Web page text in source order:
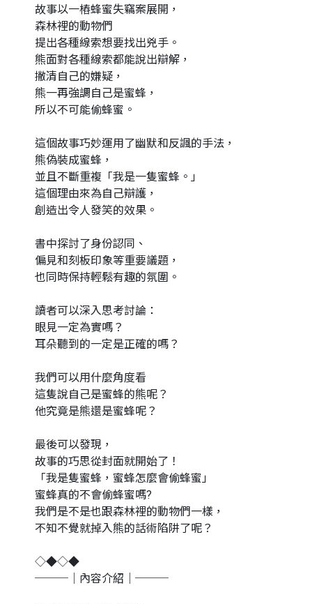
故事以一樁蜂蜜失竊案展開，
森林裡的動物們
提出各種線索想要找出兇手。
熊面對各種線索都能說出辯解，
撇清自己的嫌疑，
熊一再強調自己是蜜蜂，
所以不可能偷蜂蜜。
這個故事巧妙運用了幽默和反諷的手法，
熊偽裝成蜜蜂，
並且不斷重複「我是一隻蜜蜂。」
這個理由來為自己辯護，
創造出令人發笑的效果。
書中探討了身份認同、
偏見和刻板印象等重要議題，
也同時保持輕鬆有趣的氛圍。
讀者可以深入思考討論：
眼見一定為實嗎？
耳朵聽到的一定是正確的嗎？
我們可以用什麼角度看
這隻說自己是蜜蜂的熊呢？
他究竟是熊還是蜜蜂呢？
最後可以發現，
故事的巧思從封面就開始了！
「我是隻蜜蜂，蜜蜂怎麼會偷蜂蜜」
蜜蜂真的不會偷蜂蜜嗎?
我們是不是也跟森林裡的動物們一樣，
不知不覺就掉入熊的話術陷阱了呢？
◇◆◇◆
───｜內容介紹｜───